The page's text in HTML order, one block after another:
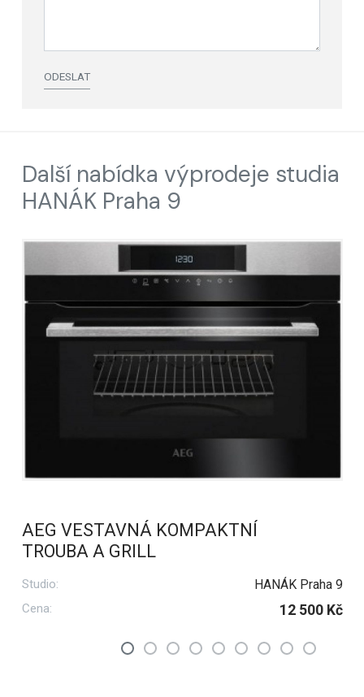
ODESLAT
Další nabídka výprodeje studia
HANÁK Praha 9
AEG VESTAVNÁ KOMPAKTNÍ
TROUBA A GRILL
Studio: HANÁK Praha 9
Cena: 12 500 Kč